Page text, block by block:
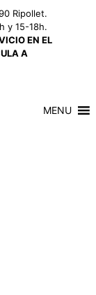
Ripollet.
y 15-18h.
EN EL
A
MENU